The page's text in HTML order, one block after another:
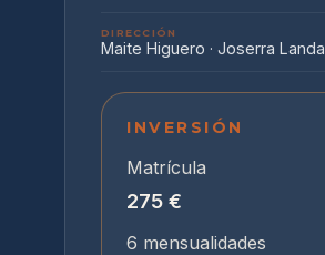
DIRECCIÓN
Maite Higuero · Joserra Landa
INVERSIÓN
Matrícula
275 €
6 mensualidades